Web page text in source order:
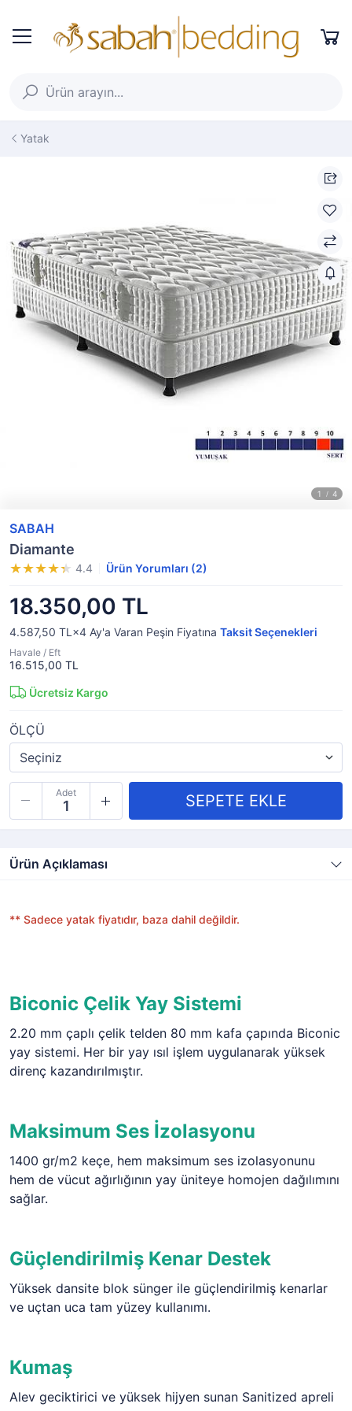
Yatak
SABAH
Diamante
4.4 Ürün Yorumları (2)
18.350,00 TL
4.587,50 TL×4 Ay'a Varan Peşin Fiyatına Taksit Seçenekleri
Havale / Eft
16.515,00 TL
Ücretsiz Kargo
ÖLÇÜ
Adet
Ürün Açıklaması
** Sadece yatak fiyatıdır, baza dahil değildir.
Biconic Çelik Yay Sistemi
2.20 mm çaplı çelik telden 80 mm kafa çapında Biconic
yay sistemi. Her bir yay ısıl işlem uygulanarak yüksek
direnç kazandırılmıştır.
Maksimum Ses İzolasyonu
1400 gr/m2 keçe, hem maksimum ses izolasyonunu
hem de vücut ağırlığının yay üniteye homojen dağılımını
sağlar.
Güçlendirilmiş Kenar Destek
Yüksek dansite blok sünger ile güçlendirilmiş kenarlar
ve uçtan uca tam yüzey kullanımı.
Kumaş
Alev geciktirici ve yüksek hijyen sunan Sanitized apreli